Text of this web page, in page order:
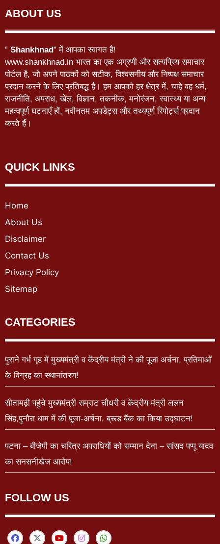
ABOUT US
” Shankhnad” में आपका स्वागत है!
www.shankhnad.in भारत का एक अग्रणी और सत्यप्रिय समाचार
पोर्टल है, जो अपने पाठकों को सटीक, विश्वसनीय और निष्पक्ष समाचार
प्रदान करने के लिए प्रतिबद्ध है। हम आपको हर क्षेत्र में, चाहे वह धर्म,
राजनीति, अपराध, खेल, विज्ञान, तकनीक, मनोरंजन, स्वास्थ्य या अन्य
महत्वपूर्ण घटनाएँ हों, नवीनतम अपडेट्स और तथ्यपूर्ण रिपोर्ट्स प्रदान
करते हैं।
QUICK LINKS
Home
About Us
Disclaimer
Contact Us
Privacy Policy
Sitemap
CATEGORIES
पुराने गर्भ गृह में मुख्यमंत्री व केंद्रीय मंत्री ने की पूजा अर्चना, प्रतिमाओं
के विग्रह का स्थानांतरण!
सीतामढ़ी पहुंचे मुख्यमंत्री सम्राट चौधरी व केंद्रीय मंत्री ललन
सिंह,पुनौरा धाम में की पूजा-अर्चना, ब्रूड बैंक का किया उद्घाटन!
पटना – बीजेपी का चरित्र अपराधियों को सम्मान देना – सांसद पप्पू यादव
का सनसनीखेज आरोप!
FOLLOW US